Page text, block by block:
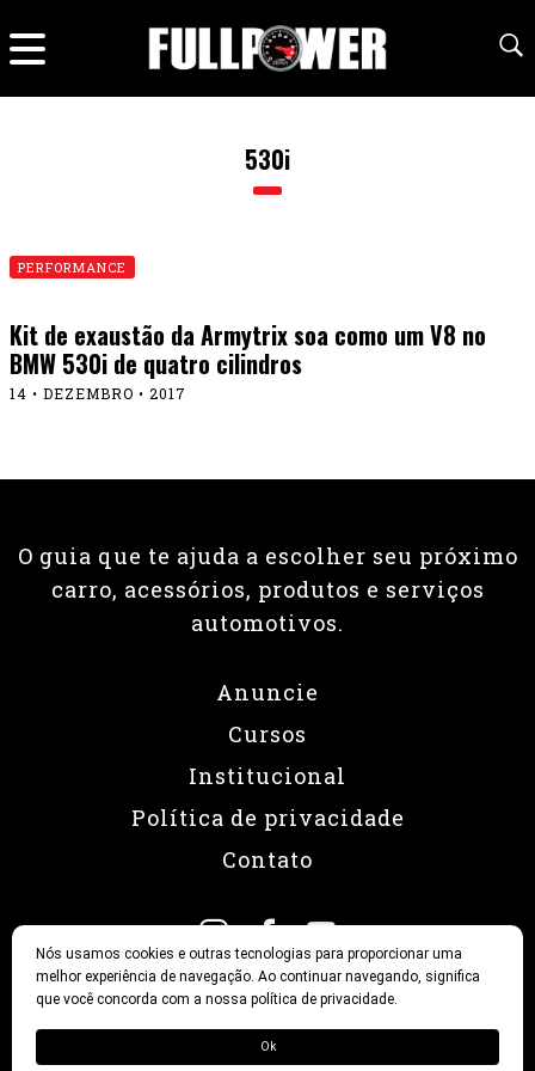
530i
PERFORMANCE
Kit de exaustão da Armytrix soa como um V8 no
BMW 530i de quatro cilindros
14 • DEZEMBRO • 2017
O guia que te ajuda a escolher seu próximo
carro, acessórios, produtos e serviços
automotivos.
Anuncie
Cursos
Institucional
Política de privacidade
Contato
Nós usamos cookies e outras tecnologias para proporcionar uma
melhor experiência de navegação. Ao continuar navegando, significa
que você concorda com a nossa política de privacidade.
Ok